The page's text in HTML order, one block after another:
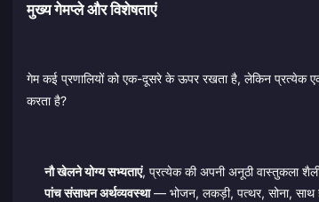
मुख्य गेमप्ले और विशेषताएं
गेम कई प्रणालियों को एक-दूसरे के ऊपर रखता है, लेकिन प्रत्येक
करता है?
नौ खेलने योग्य सभ्यताएं, प्रत्येक की अपनी अनूठी वास्तुकला
पांच संसाधन अर्थव्यवस्था— भोजन, लकड़ी, पत्थर, सोना, साथ